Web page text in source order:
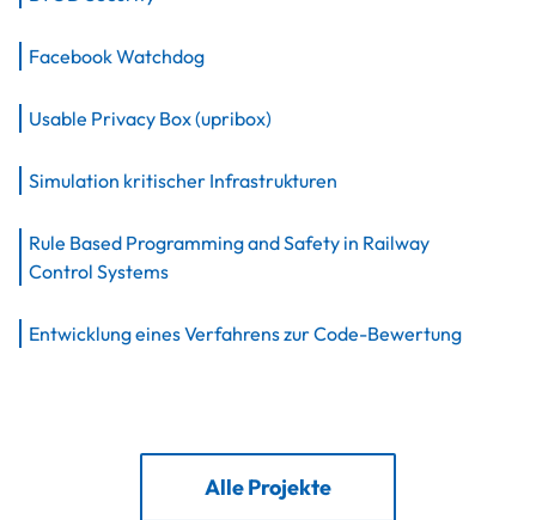
Facebook Watchdog
Usable Privacy Box (upribox)
Simulation kritischer Infrastrukturen
Rule Based Programming and Safety in Railway
Control Systems
Entwicklung eines Verfahrens zur Code-Bewertung
Alle Projekte